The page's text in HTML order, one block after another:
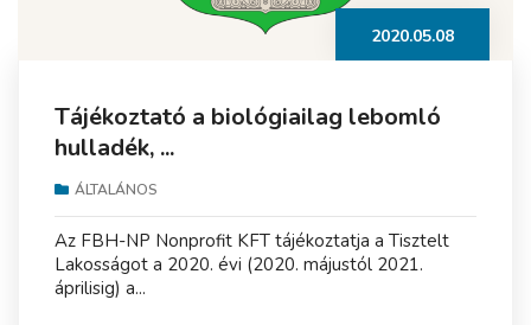
2020.05.08
Tájékoztató a biológiailag lebomló
hulladék, ...
ÁLTALÁNOS
Az FBH-NP Nonprofit KFT tájékoztatja a Tisztelt
Lakosságot a 2020. évi (2020. májustól 2021.
áprilisig) a...